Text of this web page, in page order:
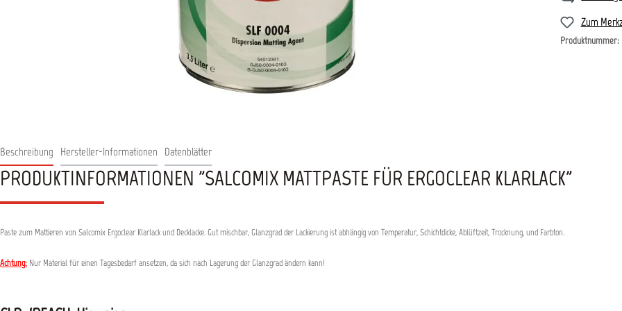
Zum
Produktnummer:
Beschreibung Hersteller-Informationen Datenblätter
PRODUKTINFORMATIONEN "SALCOMIX MATTPASTE FÜR ERGOCLEAR KLARLACK"
Paste zum Mattieren von Salcomix Ergoclear Klarlack und Decklacke. Gut mischbar, Glanzgrad der Lackierung ist abhängig von Temperatur, Schichtdicke, Ablüftzeit, Trocknung, und Farbton.
Achtung: Nur Material für einen Tagesbedarf ansetzen, da sich nach Lagerung der Glanzgrad ändern kann!